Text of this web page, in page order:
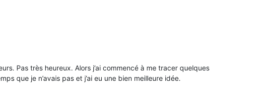
Pas très heureux. Alors j’ai commencé à me tracer quelques
que je n’avais pas et j’ai eu une bien meilleure idée.